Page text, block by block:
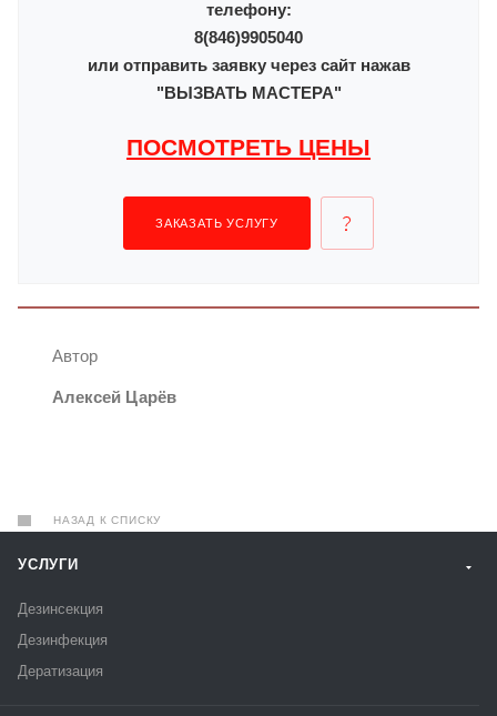
телефону:
8(846)9905040
или отправить заявку через сайт нажав
"ВЫЗВАТЬ МАСТЕРА"
ПОСМОТРЕТЬ ЦЕНЫ
ЗАКАЗАТЬ УСЛУГУ
Автор
Алексей Царёв
НАЗАД К СПИСКУ
УСЛУГИ
Дезинсекция
Дезинфекция
Дератизация